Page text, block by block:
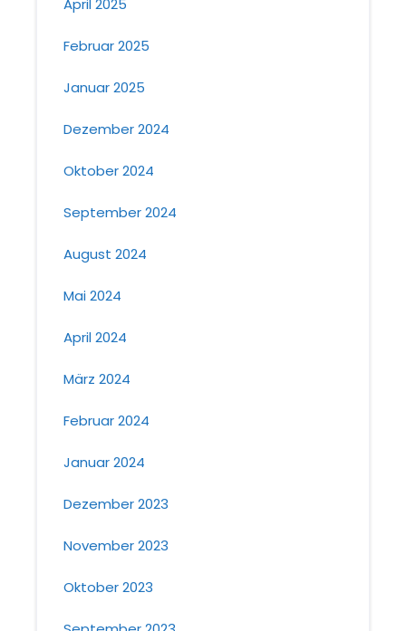
April 2025
Februar 2025
Januar 2025
Dezember 2024
Oktober 2024
September 2024
August 2024
Mai 2024
April 2024
März 2024
Februar 2024
Januar 2024
Dezember 2023
November 2023
Oktober 2023